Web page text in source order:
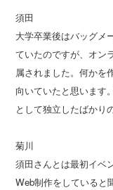
須田
大学卒業後はバッグメ
ていたのですが、オン
属されました。何かを
向いていたと思います
として独立したばかり
菊川
須田さんとは最初イベ
Web制作をしていると